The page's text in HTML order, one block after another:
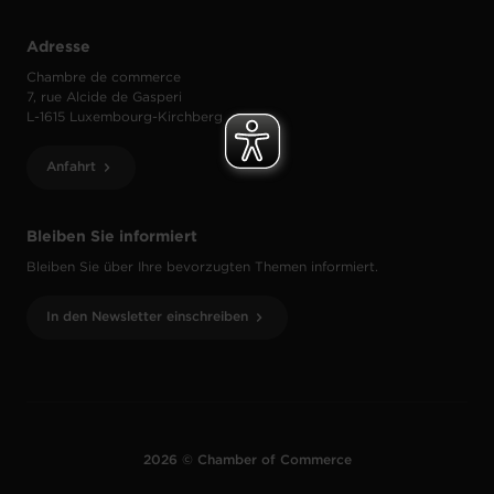
Bleiben Sie informiert
Bleiben Sie über Ihre bevorzugten Themen informiert.
In den Newsletter einschreiben
Adresse
Chambre de commerce
7, rue Alcide de Gasperi
L-1615 Luxembourg-Kirchberg
Anfahrt
2026 © Chamber of Commerce